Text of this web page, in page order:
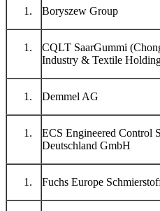
Boryszew Group
CQLT SaarGummi
Industry & Textile
Demmel AG
ECS Engineered Control
Deutschland GmbH
Fuchs Europe